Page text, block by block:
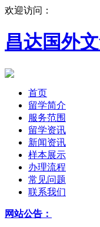
欢迎访问：
昌达国外
首页
留学简介
服务范围
留学资讯
新闻资讯
样本展示
办理流程
常见问题
联系我们
网站公告：